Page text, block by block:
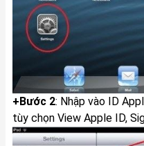
+Bước 2: Nhập vào ID
tùy chọn View Apple ID,